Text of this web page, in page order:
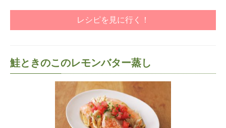
レシピを見に行く！
鮭ときのこのレモンバター蒸し